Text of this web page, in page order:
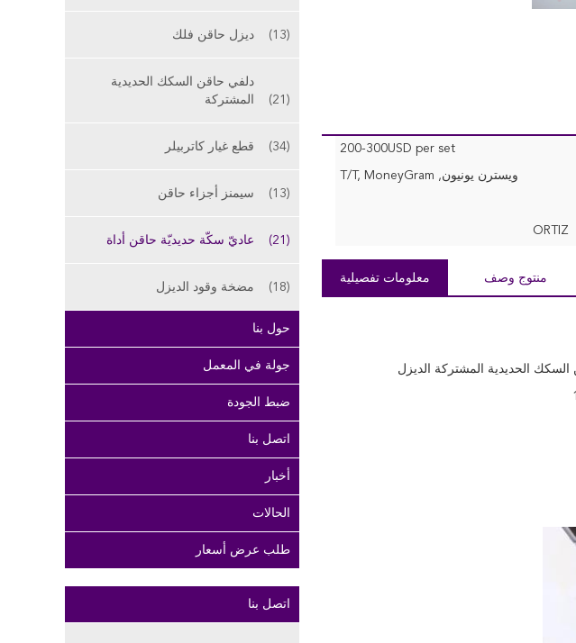
ديزل حاقن فلك (13)
دلفي حاقن السكك الحديدية
المشتركة
(21)
قطع غيار كاتربيلر (34)
سيمنز أجزاء حاقن (13)
عاديّ سكّة حديديّة حاقن أداة (21)
مضخة وقود الديزل (18)
حول بنا
جولة في المعمل
ضبط الجودة
اتصل بنا
أخبار
الحالات
طلب عرض أسعار
اتصل بنا
200-300USD per set
ويسترن يونيون, T/T, MoneyGram
ORTIZ
معلومات تفصيلية منتوج وصف
السكك الحديدية المشتركة الديزل